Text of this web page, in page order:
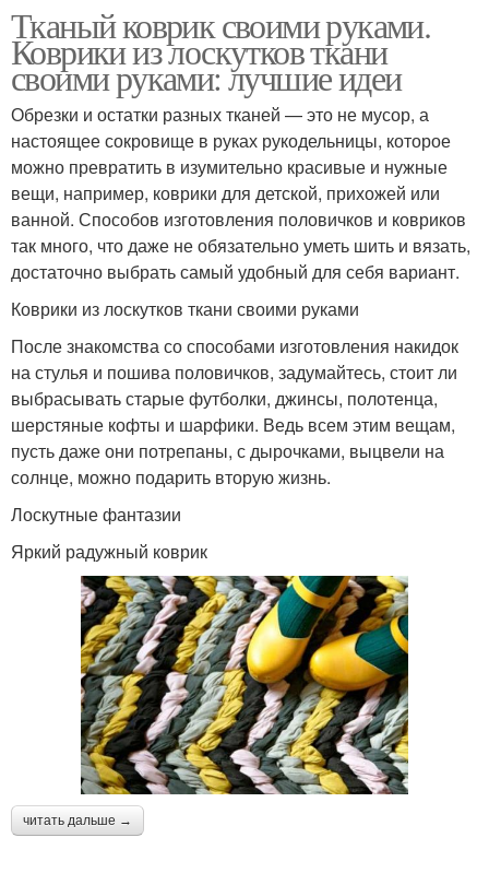
Тканый коврик своими руками.
Коврики из лоскутков ткани
своими руками: лучшие идеи
Обрезки и остатки разных тканей — это не мусор, а
настоящее сокровище в руках рукодельницы, которое
можно превратить в изумительно красивые и нужные
вещи, например, коврики для детской, прихожей или
ванной. Способов изготовления половичков и ковриков
так много, что даже не обязательно уметь шить и вязать,
достаточно выбрать самый удобный для себя вариант.
Коврики из лоскутков ткани своими руками
После знакомства со способами изготовления накидок
на стулья и пошива половичков, задумайтесь, стоит ли
выбрасывать старые футболки, джинсы, полотенца,
шерстяные кофты и шарфики. Ведь всем этим вещам,
пусть даже они потрепаны, с дырочками, выцвели на
солнце, можно подарить вторую жизнь.
Лоскутные фантазии
Яркий радужный коврик
читать дальше →